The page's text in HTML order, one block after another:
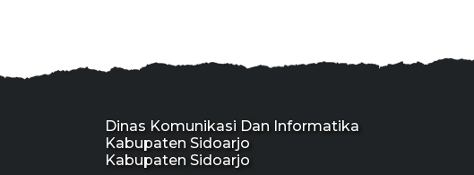
Dinas Komunikasi Dan Informatika
Kabupaten Sidoarjo
Kabupaten Sidoarjo